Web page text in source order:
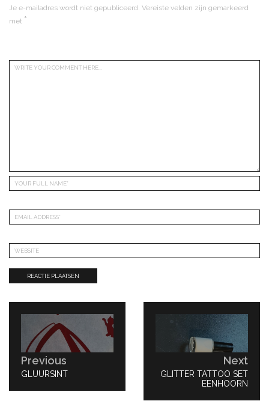
Je e-mailadres wordt niet gepubliceerd. Vereiste velden zijn gemarkeerd
met *
navigatie
Previous
PREVIOUS
GLUURSINT
Next
NEXT
GLITTER TATTOO SET
EENHOORN